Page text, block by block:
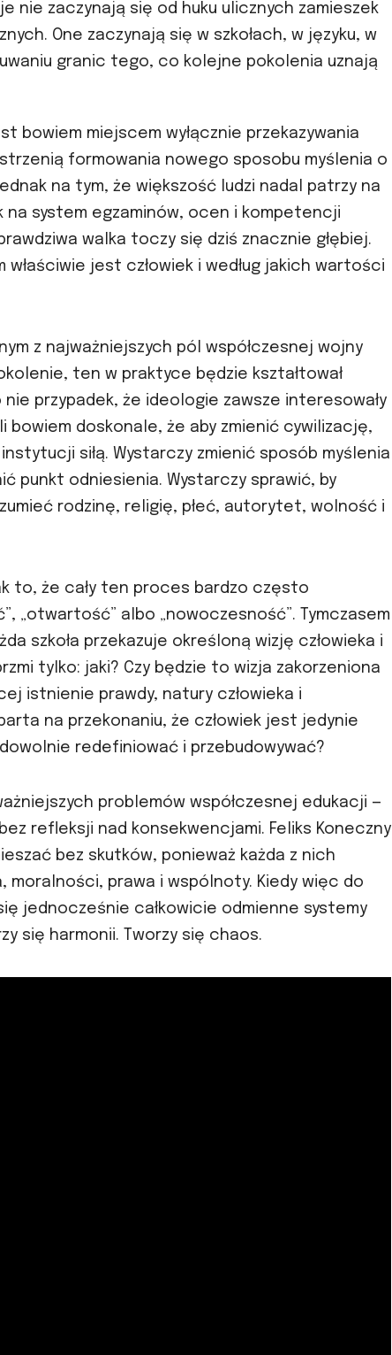
nie zaczynają się od huku ulicznych zamieszek
One zaczynają się w szkołach, w języku, w
granic tego, co kolejne pokolenia uznają
bowiem miejscem wyłącznie przekazywania
formowania nowego sposobu myślenia o
na tym, że większość ludzi nadal patrzy na
na system egzaminów, ocen i kompetencji
walka toczy się dziś znacznie głębiej.
właściwie jest człowiek i według jakich wartości
z najważniejszych pól współczesnej wojny
ten w praktyce będzie kształtował
nie przypadek, że ideologie zawsze interesowały
bowiem doskonale, że aby zmienić cywilizację,
siłą. Wystarczy zmienić sposób myślenia
punkt odniesienia. Wystarczy sprawić, by
rodzinę, religię, płeć, autorytet, wolność i
to, że cały ten proces bardzo często
„otwartość” albo „nowoczesność”. Tymczasem
szkoła przekazuje określoną wizję człowieka i
tylko: jaki? Czy będzie to wizja zakorzeniona
istnienie prawdy, natury człowieka i
na przekonaniu, że człowiek jest jedynie
redefiniować i przebudowywać?
problemów współczesnej edukacji —
refleksji nad konsekwencjami. Feliks Koneczny
bez skutków, ponieważ każda z nich
moralności, prawa i wspólnoty. Kiedy więc do
jednocześnie całkowicie odmienne systemy
się harmonii. Tworzy się chaos.